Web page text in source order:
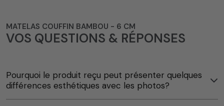
MATELAS COUFFIN BAMBOU - 6 CM
VOS QUESTIONS & RÉPONSES
Pourquoi le produit reçu peut présenter quelques
différences esthétiques avec les photos?